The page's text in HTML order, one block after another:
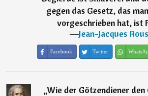
gegen das Gesetz, das
vorgeschrieben hat, ist
―Jean-Jacques
Facebook Twitter
„Wie der Götzendiener den